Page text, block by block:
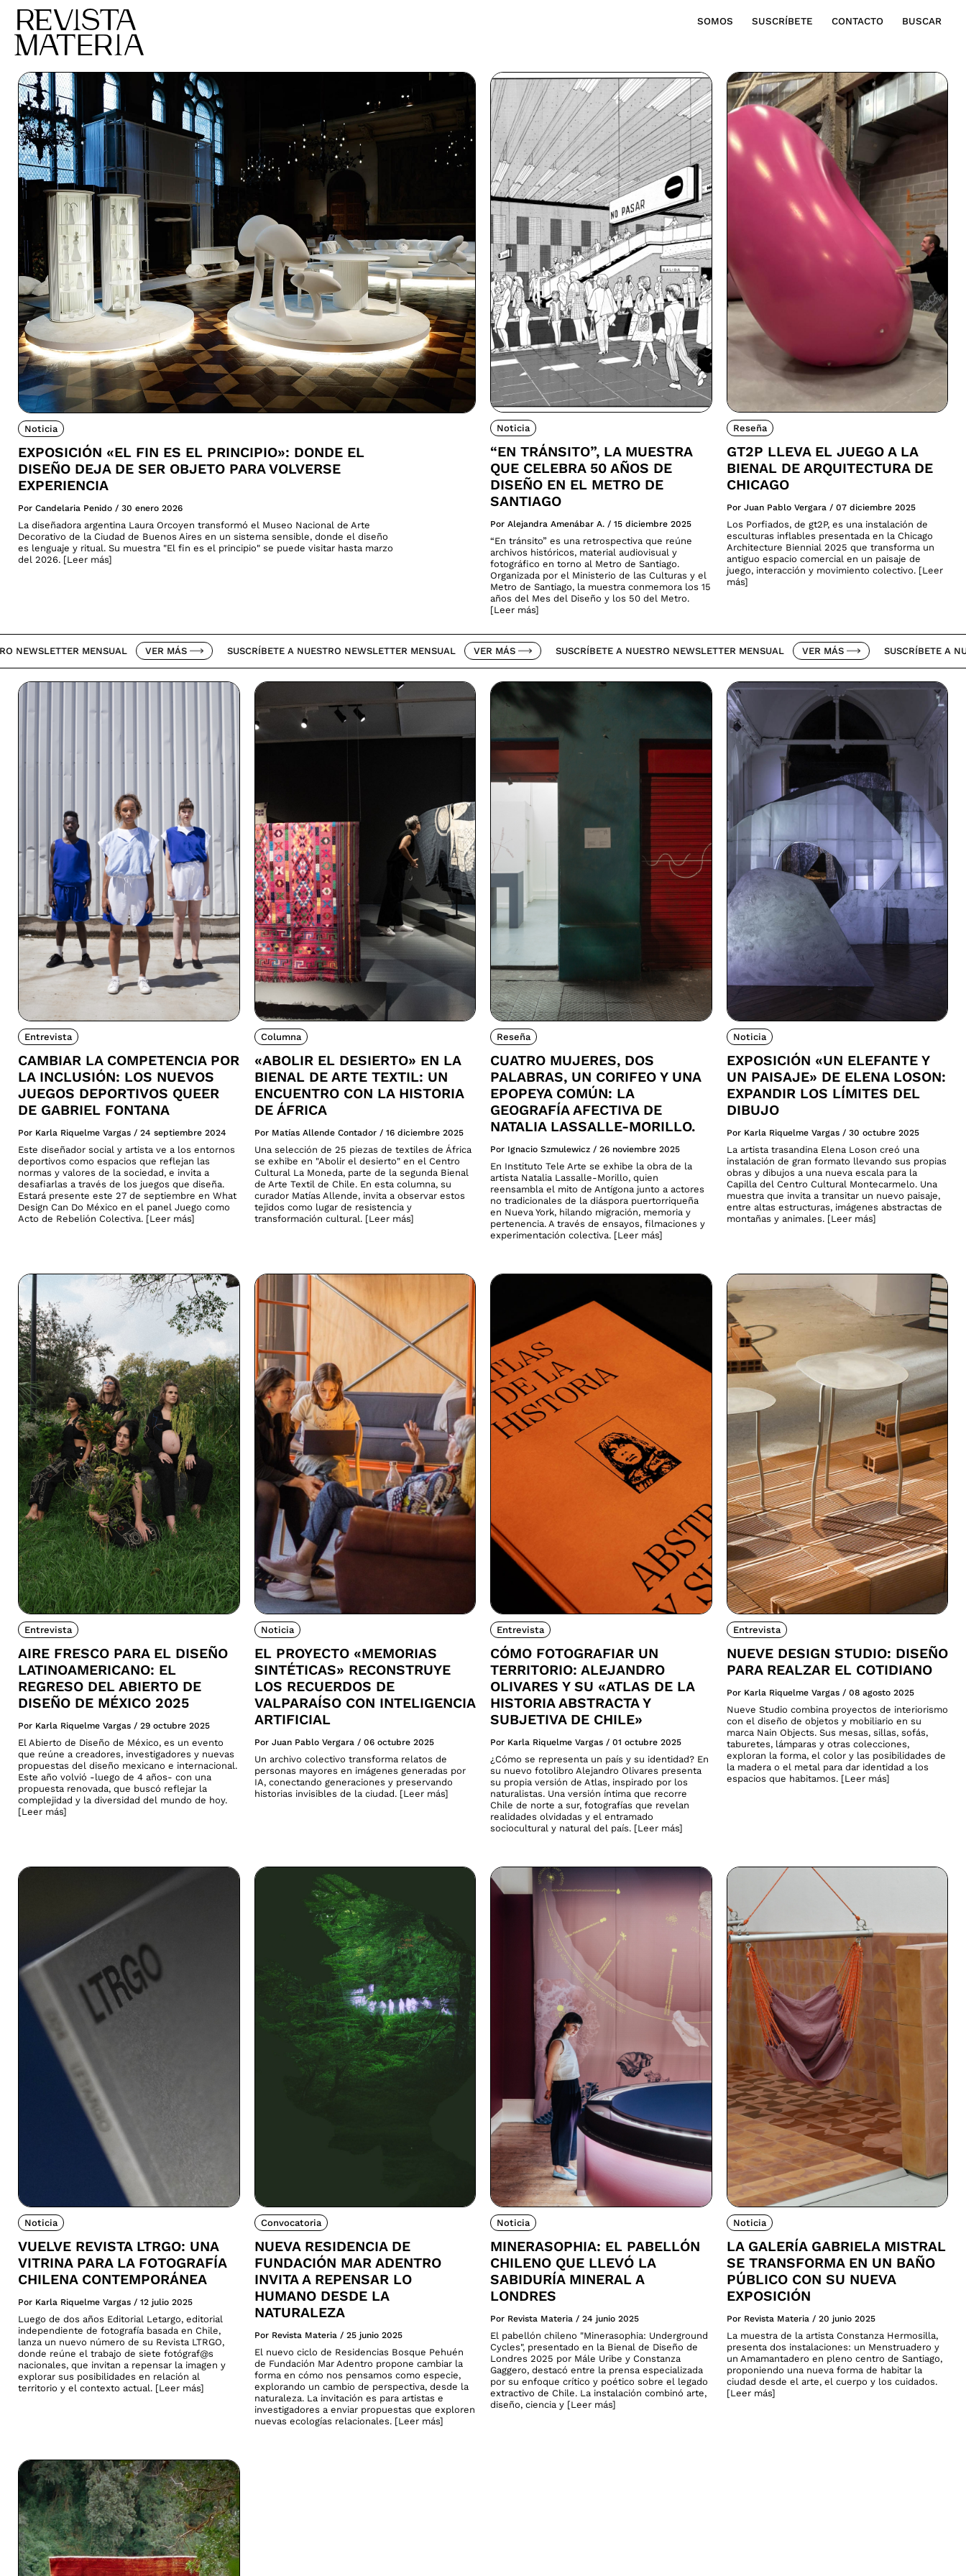
SOMOS SUSCRÍBETE CONTACTO BUSCAR
Noticia
EXPOSICIÓN «EL FIN ES EL PRINCIPIO»: DONDE EL
DISEÑO DEJA DE SER OBJETO PARA VOLVERSE
EXPERIENCIA
Por Candelaria Penido / 30 enero 2026
La diseñadora argentina Laura Orcoyen transformó el Museo Nacional de Arte
Decorativo de la Ciudad de Buenos Aires en un sistema sensible, donde el diseño
es lenguaje y ritual. Su muestra "El fin es el principio" se puede visitar hasta marzo
del 2026. [Leer más]
Noticia
“EN TRÁNSITO”, LA MUESTRA
QUE CELEBRA 50 AÑOS DE
DISEÑO EN EL METRO DE
SANTIAGO
Por Alejandra Amenábar A. / 15 diciembre 2025
“En tránsito” es una retrospectiva que reúne
archivos históricos, material audiovisual y
fotográfico en torno al Metro de Santiago.
Organizada por el Ministerio de las Culturas y el
Metro de Santiago, la muestra conmemora los 15
años del Mes del Diseño y los 50 del Metro.
[Leer más]
Reseña
GT2P LLEVA EL JUEGO A LA
BIENAL DE ARQUITECTURA DE
CHICAGO
Por Juan Pablo Vergara / 07 diciembre 2025
Los Porfiados, de gt2P, es una instalación de
esculturas inflables presentada en la Chicago
Architecture Biennial 2025 que transforma un
antiguo espacio comercial en un paisaje de
juego, interacción y movimiento colectivo. [Leer
más]
MENSUAL VER MÁS SUSCRÍBETE A NUESTRO NEWSLETTER MENSUAL VER MÁS SUSCRÍBETE A NUESTRO NEWSLETTER MENSUAL VER MÁS SUSCRÍBETE A NUESTRO
Entrevista
CAMBIAR LA COMPETENCIA POR
LA INCLUSIÓN: LOS NUEVOS
JUEGOS DEPORTIVOS QUEER
DE GABRIEL FONTANA
Por Karla Riquelme Vargas / 24 septiembre 2024
Este diseñador social y artista ve a los entornos
deportivos como espacios que reflejan las
normas y valores de la sociedad, e invita a
desafiarlas a través de los juegos que diseña.
Estará presente este 27 de septiembre en What
Design Can Do México en el panel Juego como
Acto de Rebelión Colectiva. [Leer más]
Columna
«ABOLIR EL DESIERTO» EN LA
BIENAL DE ARTE TEXTIL: UN
ENCUENTRO CON LA HISTORIA
DE ÁFRICA
Por Matías Allende Contador / 16 diciembre 2025
Una selección de 25 piezas de textiles de África
se exhibe en "Abolir el desierto" en el Centro
Cultural La Moneda, parte de la segunda Bienal
de Arte Textil de Chile. En esta columna, su
curador Matías Allende, invita a observar estos
tejidos como lugar de resistencia y
transformación cultural. [Leer más]
Reseña
CUATRO MUJERES, DOS
PALABRAS, UN CORIFEO Y UNA
EPOPEYA COMÚN: LA
GEOGRAFÍA AFECTIVA DE
NATALIA LASSALLE-MORILLO.
Por Ignacio Szmulewicz / 26 noviembre 2025
En Instituto Tele Arte se exhibe la obra de la
artista Natalia Lassalle-Morillo, quien
reensambla el mito de Antígona junto a actores
no tradicionales de la diáspora puertorriqueña
en Nueva York, hilando migración, memoria y
pertenencia. A través de ensayos, filmaciones y
experimentación colectiva. [Leer más]
Noticia
EXPOSICIÓN «UN ELEFANTE Y
UN PAISAJE» DE ELENA LOSON:
EXPANDIR LOS LÍMITES DEL
DIBUJO
Por Karla Riquelme Vargas / 30 octubre 2025
La artista trasandina Elena Loson creó una
instalación de gran formato llevando sus propias
obras y dibujos a una nueva escala para la
Capilla del Centro Cultural Montecarmelo. Una
muestra que invita a transitar un nuevo paisaje,
entre altas estructuras, imágenes abstractas de
montañas y animales. [Leer más]
Entrevista
AIRE FRESCO PARA EL DISEÑO
LATINOAMERICANO: EL
REGRESO DEL ABIERTO DE
DISEÑO DE MÉXICO 2025
Por Karla Riquelme Vargas / 29 octubre 2025
El Abierto de Diseño de México, es un evento
que reúne a creadores, investigadores y nuevas
propuestas del diseño mexicano e internacional.
Este año volvió -luego de 4 años- con una
propuesta renovada, que buscó reflejar la
complejidad y la diversidad del mundo de hoy.
[Leer más]
Noticia
EL PROYECTO «MEMORIAS
SINTÉTICAS» RECONSTRUYE
LOS RECUERDOS DE
VALPARAÍSO CON INTELIGENCIA
ARTIFICIAL
Por Juan Pablo Vergara / 06 octubre 2025
Un archivo colectivo transforma relatos de
personas mayores en imágenes generadas por
IA, conectando generaciones y preservando
historias invisibles de la ciudad. [Leer más]
Entrevista
CÓMO FOTOGRAFIAR UN
TERRITORIO: ALEJANDRO
OLIVARES Y SU «ATLAS DE LA
HISTORIA ABSTRACTA Y
SUBJETIVA DE CHILE»
Por Karla Riquelme Vargas / 01 octubre 2025
¿Cómo se representa un país y su identidad? En
su nuevo fotolibro Alejandro Olivares presenta
su propia versión de Atlas, inspirado por los
naturalistas. Una versión íntima que recorre
Chile de norte a sur, fotografías que revelan
realidades olvidadas y el entramado
sociocultural y natural del país. [Leer más]
Entrevista
NUEVE DESIGN STUDIO: DISEÑO
PARA REALZAR EL COTIDIANO
Por Karla Riquelme Vargas / 08 agosto 2025
Nueve Studio combina proyectos de interiorismo
con el diseño de objetos y mobiliario en su
marca Nain Objects. Sus mesas, sillas, sofás,
taburetes, lámparas y otras colecciones,
exploran la forma, el color y las posibilidades de
la madera o el metal para dar identidad a los
espacios que habitamos. [Leer más]
Noticia
VUELVE REVISTA LTRGO: UNA
VITRINA PARA LA FOTOGRAFÍA
CHILENA CONTEMPORÁNEA
Por Karla Riquelme Vargas / 12 julio 2025
Luego de dos años Editorial Letargo, editorial
independiente de fotografía basada en Chile,
lanza un nuevo número de su Revista LTRGO,
donde reúne el trabajo de siete fotógraf@s
nacionales, que invitan a repensar la imagen y
explorar sus posibilidades en relación al
territorio y el contexto actual. [Leer más]
Convocatoria
NUEVA RESIDENCIA DE
FUNDACIÓN MAR ADENTRO
INVITA A REPENSAR LO
HUMANO DESDE LA
NATURALEZA
Por Revista Materia / 25 junio 2025
El nuevo ciclo de Residencias Bosque Pehuén
de Fundación Mar Adentro propone cambiar la
forma en cómo nos pensamos como especie,
explorando un cambio de perspectiva, desde la
naturaleza. La invitación es para artistas e
investigadores a enviar propuestas que exploren
nuevas ecologías relacionales. [Leer más]
Noticia
MINERASOPHIA: EL PABELLÓN
CHILENO QUE LLEVÓ LA
SABIDURÍA MINERAL A
LONDRES
Por Revista Materia / 24 junio 2025
El pabellón chileno "Minerasophia: Underground
Cycles", presentado en la Bienal de Diseño de
Londres 2025 por Mále Uribe y Constanza
Gaggero, destacó entre la prensa especializada
por su enfoque crítico y poético sobre el legado
extractivo de Chile. La instalación combinó arte,
diseño, ciencia y [Leer más]
Noticia
LA GALERÍA GABRIELA MISTRAL
SE TRANSFORMA EN UN BAÑO
PÚBLICO CON SU NUEVA
EXPOSICIÓN
Por Revista Materia / 20 junio 2025
La muestra de la artista Constanza Hermosilla,
presenta dos instalaciones: un Menstruadero y
un Amamantadero en pleno centro de Santiago,
proponiendo una nueva forma de habitar la
ciudad desde el arte, el cuerpo y los cuidados.
[Leer más]